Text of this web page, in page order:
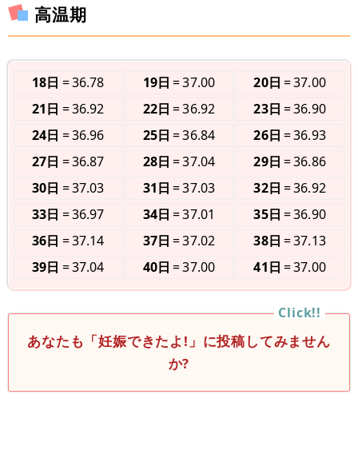
高温期
18日 36.78 19日 37.00 20日
37.00
21日
36.92 22日 36.92 23日
36.90
24日
36.96 25日 36.84 26日
36.93
27日
36.87 28日 37.04 29日
36.86
30日
37.03 31日 37.03 32日
36.92
33日
36.97 34日 37.01 35日
36.90
36日
37.14 37日 37.02 38日
37.13
39日
37.04 40日 37.00 41日 37.00
あなたも「妊娠できたよ!」に投稿してみません
か?